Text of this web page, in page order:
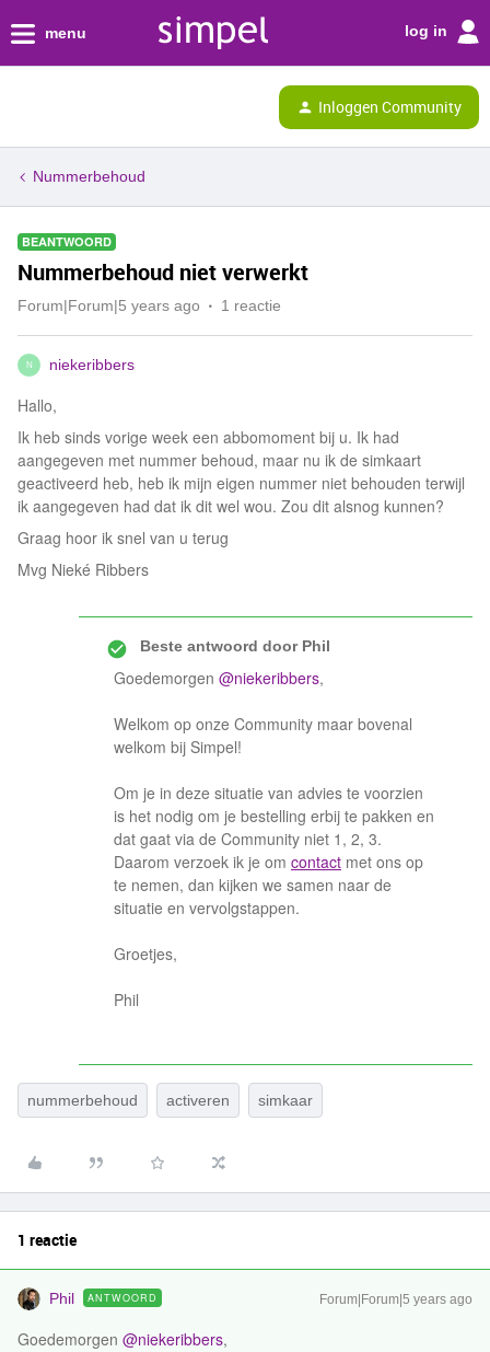
menu log in
Inloggen Community
Nummerbehoud
BEANTWOORD
Nummerbehoud niet verwerkt
Forum|Forum|5 years ago 1 reactie
N niekeribbers
Hallo,
Ik heb sinds vorige week een abbomoment bij u. Ik had
aangegeven met nummer behoud, maar nu ik de simkaart
geactiveerd heb, heb ik mijn eigen nummer niet behouden terwijl
ik aangegeven had dat ik dit wel wou. Zou dit alsnog kunnen?
Graag hoor ik snel van u terug
Mvg Nieké Ribbers
Beste antwoord doorPhil
Goedemorgen @niekeribbers,
Welkom op onze Community maar bovenal
welkom bij Simpel!
Om je in deze situatie van advies te voorzien
is het nodig om je bestelling erbij te pakken en
dat gaat via de Community niet 1, 2, 3.
Daarom verzoek ik je om contact met ons op
te nemen, dan kijken we samen naar de
situatie en vervolgstappen.
Groetjes,
Phil
nummerbehoud activeren simkaar
1 reactie
Phil ANTWOORD Forum|Forum|5 years ago
Goedemorgen @niekeribbers,